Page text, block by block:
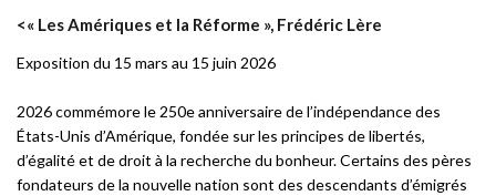
<« Les Amériques et la Réforme », Frédéric Lère
Exposition du 15 mars au 15 juin 2026
2026 commémore le 250e anniversaire de l’indépendance des
États-Unis d’Amérique, fondée sur les principes de libertés,
d’égalité et de droit à la recherche du bonheur. Certains des pères
fondateurs de la nouvelle nation sont des descendants d’émigrés